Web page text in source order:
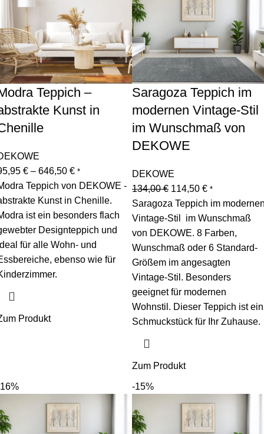
Teppich –
Kunst in
€ – 646,50 € *
Teppich von DEKOWE -
Kunst in Chenille.
ist ein besonders flach
Designteppich und
für alle Wohn- und
ebenso wie für
Produkt
Saragoza Teppich im
modernen Vintage-Stil
im Wunschmaß von
DEKOWE
DEKOWE
134,00€ 114,50 € *
Saragoza Teppich im
Vintage-Stil im Wunschmaß
von DEKOWE. 8 Farben,
Wunschmaß oder 6 Standard-
Größem im angesagten
Vintage-Stil. Besonders
geeignet für modernen
Wohnstil. Dieser Teppich ist ein
Schmuckstück für Ihr Zuhause.
Zum Produkt
-15%